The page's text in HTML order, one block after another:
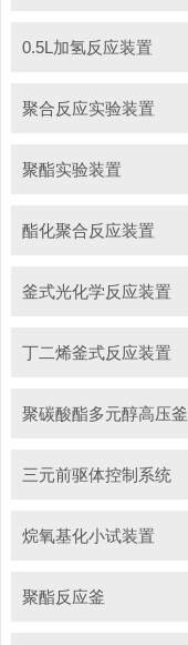
0.5L加氢反应装置
聚合反应实验装置
聚酯实验装置
酯化聚合反应装置
釜式光化学反应装置
丁二烯釜式反应装置
聚碳酸酯多元醇高压釜
三元前驱体控制系统
烷氧基化小试装置
聚酯反应釜